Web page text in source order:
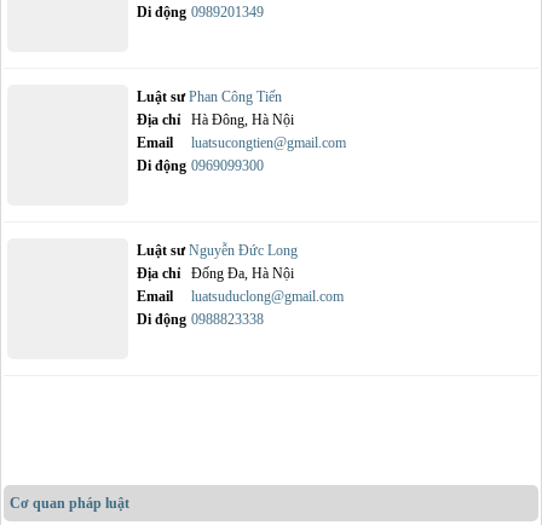
Di động 0989201349
Luật sư Phan Công Tiến
Địa chỉ
Hà Đông, Hà Nội
Email
luatsucongtien@gmail.com
Di động 0969099300
Luật sư Nguyễn Đức Long
Địa chỉ
Đống Đa, Hà Nội
Email
luatsuduclong@gmail.com
Di động 0988823338
Cơ quan pháp luật